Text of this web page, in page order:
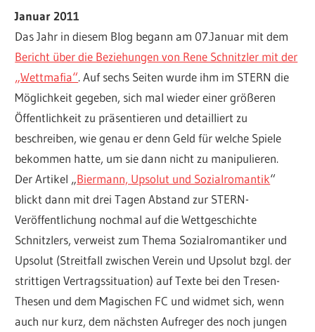
Januar 2011
Das Jahr in diesem Blog begann am 07.Januar mit dem
Bericht über die Beziehungen von Rene Schnitzler mit der
„Wettmafia“. Auf sechs Seiten wurde ihm im STERN die
Möglichkeit gegeben, sich mal wieder einer größeren
Öffentlichkeit zu präsentieren und detailliert zu
beschreiben, wie genau er denn Geld für welche Spiele
bekommen hatte, um sie dann nicht zu manipulieren.
Der Artikel „Biermann, Upsolut und Sozialromantik“
blickt dann mit drei Tagen Abstand zur STERN-
Veröffentlichung nochmal auf die Wettgeschichte
Schnitzlers, verweist zum Thema Sozialromantiker und
Upsolut (Streitfall zwischen Verein und Upsolut bzgl. der
strittigen Vertragssituation) auf Texte bei den Tresen-
Thesen und dem Magischen FC und widmet sich, wenn
auch nur kurz, dem nächsten Aufreger des noch jungen